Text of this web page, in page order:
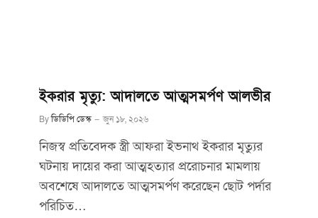
ইকরার মৃত্যু: আদালতে আত্মসমর্পণ আলভীর
Byডিডিপি ডেস্ক জুন ১৮, ২০২৬
নিজস্ব প্রতিবেদক স্ত্রী আফরা ইভনাথ ইকরার মৃত্যুর
ঘটনায় দায়ের করা আত্মহত্যার প্ররোচনার মামলায়
অবশেষে আদালতে আত্মসমর্পণ করেছেন ছোট পর্দার
পরিচিত…